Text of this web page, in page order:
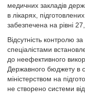
медичних закладів
в лікарях,
забезпечена на рівні
Відсутність контролю
спеціалістами
до неефективного
Державного бюджету в
міністерством на
не створено системи